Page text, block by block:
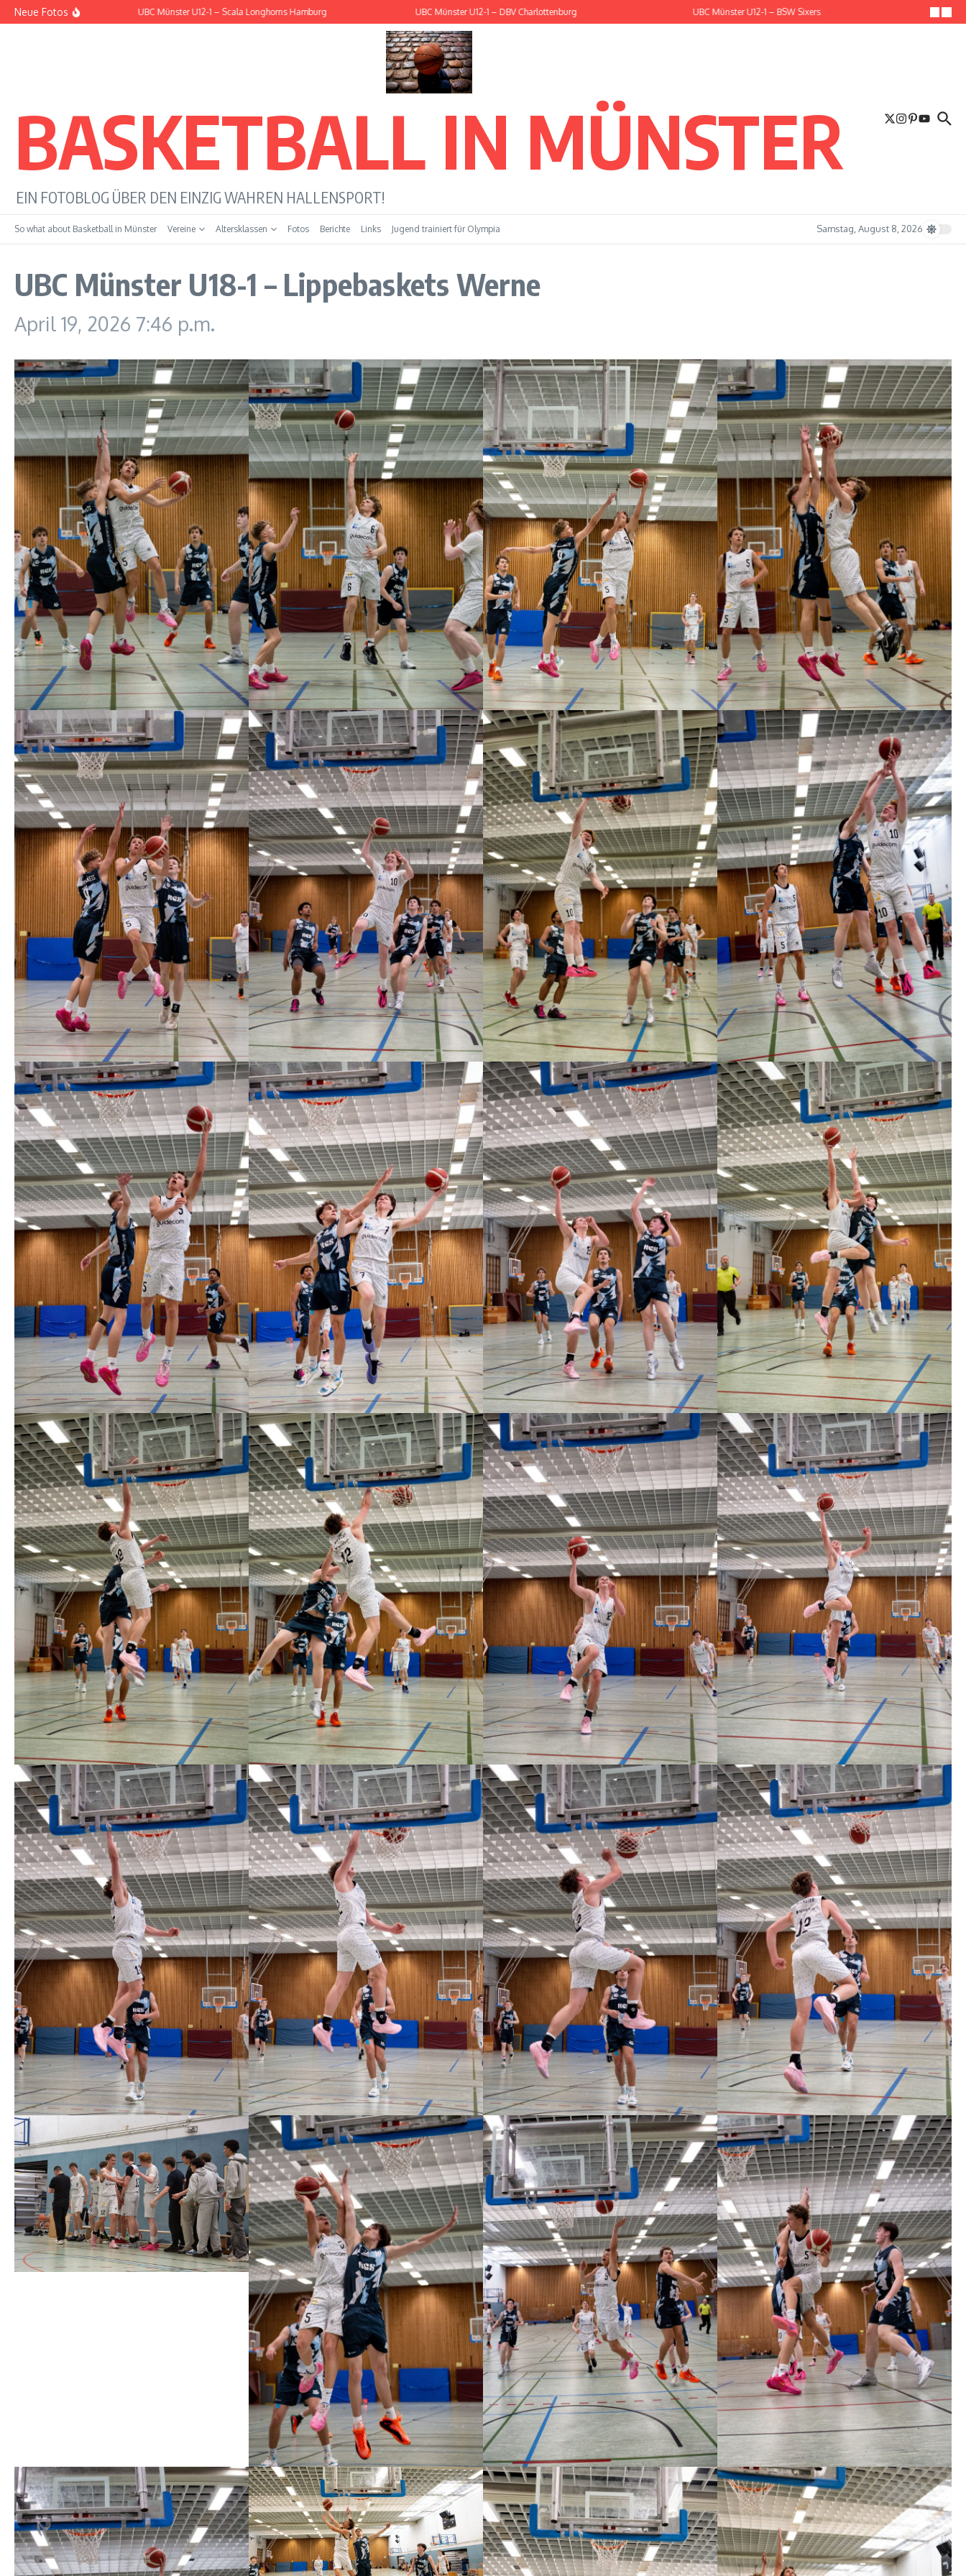
Zum Inhalt springen
Neue Fotos
Hamburg UBC Münster U12-1 – DBV Charlottenburg UBC Münster U12-1 – BSW Sixers Basketball in Münster Podcast
BASKETBALL IN MÜNSTER
EIN FOTOBLOG ÜBER DEN EINZIG WAHREN HALLENSPORT!
So what about Basketball in Münster Vereine Altersklassen Fotos Berichte Links Jugend trainiert für Olympia Samstag, August 8, 2026
UBC Münster U18-1 – Lippebaskets Werne
April 19, 2026 7:46 p.m.